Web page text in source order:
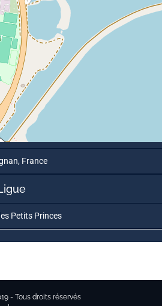
France
Petits Princes
- Tous droits réservés